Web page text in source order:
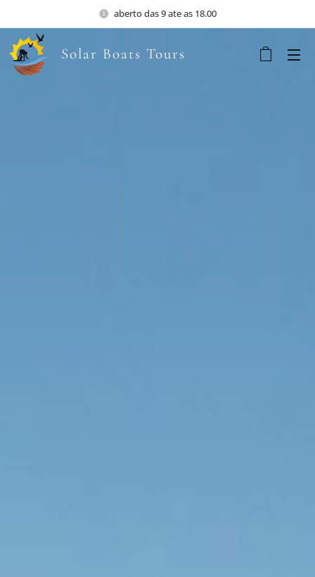
aberto das 9 ate as 18.00
Solar Boats Tours